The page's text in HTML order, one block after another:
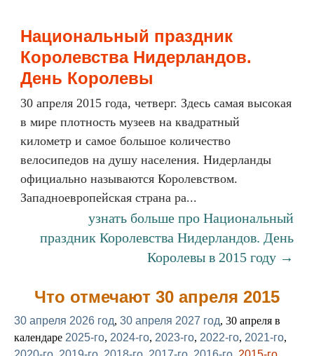
Национальный праздник
Королевства Нидерландов.
День Королевы
30 апреля 2015 года, четверг. Здесь самая высокая
в мире плотность музеев на квадратный
километр и самое большое количество
велосипедов на душу населения. Нидерланды
официально называются Королевством.
Западноевропейская страна ра...
узнать больше про Национальный
праздник Королевства Нидерландов. День
Королевы в 2015 году →
Что отмечают 30 апреля 2015
30 апреля 2026 год, 30 апреля 2027 год, 30 апреля в
календаре 2025-го, 2024-го, 2023-го, 2022-го, 2021-го,